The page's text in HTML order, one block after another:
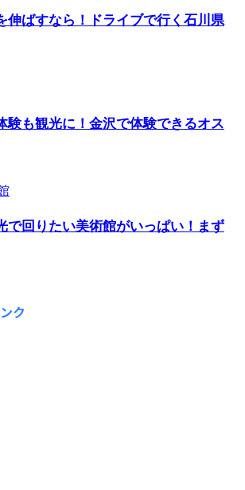
伸ばすなら！ドライブで行く石川県
験も観光に！金沢で体験できるオス
で回りたい美術館がいっぱい！まず
ク